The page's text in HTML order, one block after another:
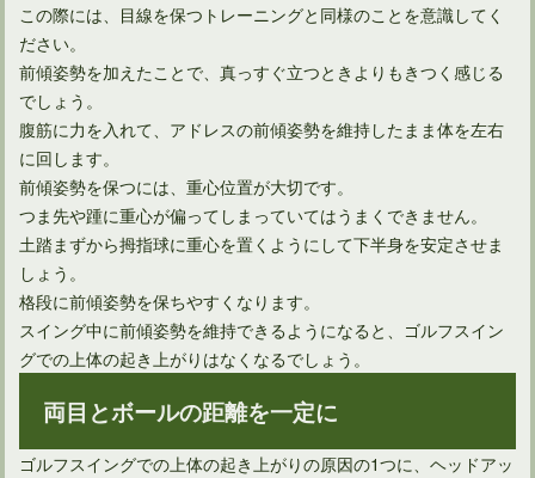
この際には、目線を保つトレーニングと同様のことを意識してく
ださい。
前傾姿勢を加えたことで、真っすぐ立つときよりもきつく感じる
でしょう。
腹筋に力を入れて、アドレスの前傾姿勢を維持したまま体を左右
に回します。
前傾姿勢を保つには、重心位置が大切です。
つま先や踵に重心が偏ってしまっていてはうまくできません。
土踏まずから拇指球に重心を置くようにして下半身を安定させま
しょう。
格段に前傾姿勢を保ちやすくなります。
スイング中に前傾姿勢を維持できるようになると、ゴルフスイン
グでの上体の起き上がりはなくなるでしょう。
両目とボールの距離を一定に
ゴルフスイングでの上体の起き上がりの原因の1つに、ヘッドアッ